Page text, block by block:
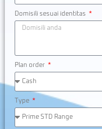
Domisili sesuai identitas
Plan order
Type